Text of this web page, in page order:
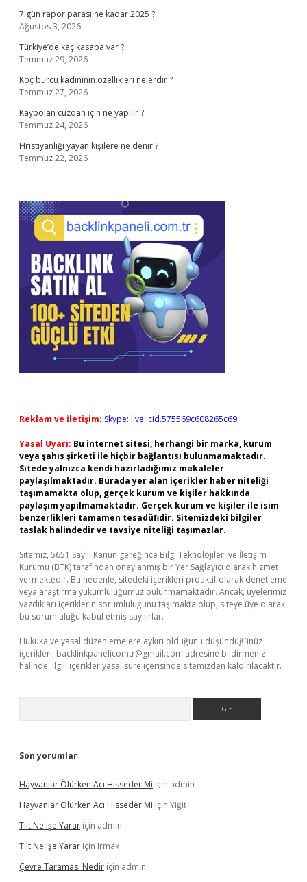
7 gün rapor parası ne kadar 2025 ?
Ağustos 3, 2026
Türkiye’de kaç kasaba var ?
Temmuz 29, 2026
Koç burcu kadınının özellikleri nelerdir ?
Temmuz 27, 2026
Kaybolan cüzdan için ne yapılır ?
Temmuz 24, 2026
Hristiyanlığı yayan kişilere ne denir ?
Temmuz 22, 2026
Reklam ve İletişim: Skype: live:.cid.575569c608265c69
Yasal Uyarı: Bu internet sitesi, herhangi bir marka, kurum
veya şahıs şirketi ile hiçbir bağlantısı bulunmamaktadır.
Sitede yalnızca kendi hazırladığımız makaleler
paylaşılmaktadır. Burada yer alan içerikler haber niteliği
taşımamakta olup, gerçek kurum ve kişiler hakkında
paylaşım yapılmamaktadır. Gerçek kurum ve kişiler ile isim
benzerlikleri tamamen tesadüfidir. Sitemizdeki bilgiler
taslak halindedir ve tavsiye niteliği taşımazlar.
Sitemiz, 5651 Sayılı Kanun gereğince Bilgi Teknolojileri ve İletişim
Kurumu (BTK) tarafından onaylanmış bir Yer Sağlayıcı olarak hizmet
vermektedir. Bu nedenle, sitedeki içerikleri proaktif olarak denetleme
veya araştırma yükümlülüğümüz bulunmamaktadır. Ancak, üyelerimiz
yazdıkları içeriklerin sorumluluğunu taşımakta olup, siteye üye olarak
bu sorumluluğu kabul etmiş sayılırlar.
Hukuka ve yasal düzenlemelere aykırı olduğunu düşündüğünüz
içerikleri, backlinkpanelicomtr@gmail.com adresine bildirmeniz
halinde, ilgili içerikler yasal süre içerisinde sitemizden kaldırılacaktır.
Son yorumlar
Hayvanlar Ölürken Acı Hisseder Mi için admin
Hayvanlar Ölürken Acı Hisseder Mi için Yiğit
Tilt Ne Işe Yarar için admin
Tilt Ne Işe Yarar için Irmak
Çevre Taraması Nedir için admin